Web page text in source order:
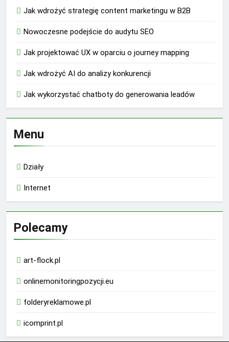
Jak wdrożyć strategię content marketingu w B2B
Nowoczesne podejście do audytu SEO
Jak projektować UX w oparciu o journey mapping
Jak wdrożyć AI do analizy konkurencji
Jak wykorzystać chatboty do generowania leadów
Menu
Działy
Internet
Polecamy
art-flock.pl
onlinemonitoringpozycji.eu
folderyreklamowe.pl
icomprint.pl